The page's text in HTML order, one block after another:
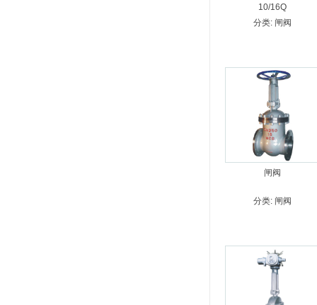
10/16Q
分类: 闸阀
闸阀
分类: 闸阀